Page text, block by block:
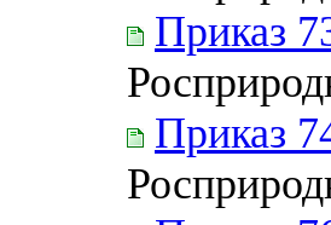
Приказ
Приказ